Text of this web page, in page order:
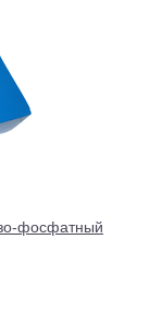
фосфатный